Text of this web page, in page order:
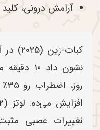
آرامش درونی،
نشون
تغییرات عصبی